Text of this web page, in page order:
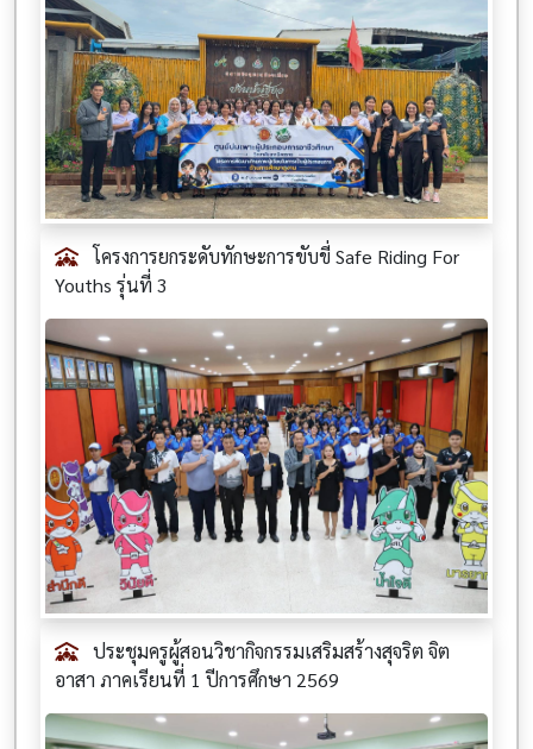
โครงการยกระดับทักษะการขับขี่ Safe Riding For
Youths รุ่นที่ 3
ประชุมครูผู้สอนวิชากิจกรรมเสริมสร้างสุจริต จิต
อาสา ภาคเรียนที่ 1 ปีการศึกษา 2569